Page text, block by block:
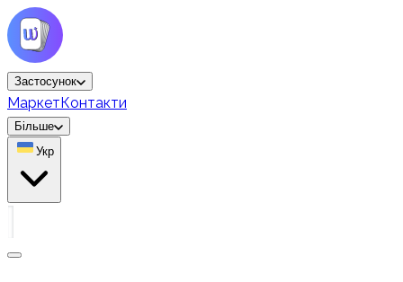
Застосунок
МаркетКонтакти
Більше
Укр